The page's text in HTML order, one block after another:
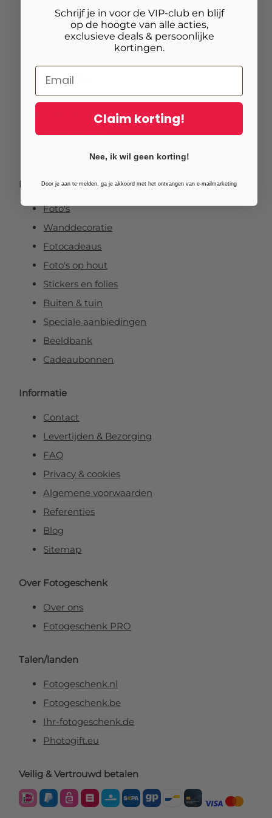
Foto op canvas
Foto op vurenhout
Fotoposter
Foto verlijmd op dibond
Foto op plexibond
Foto op forex
Populaire thema’s
Foto's
Wanddecoratie
Fotocadeaus
Foto's op hout
Stickers en folies
Buiten & tuin
Speciale aanbiedingen
Beeldbank
Cadeaubonnen
Informatie
Contact
Levertijden & Bezorging
FAQ
Privacy & cookies
Algemene voorwaarden
Referenties
Blog
Sitemap
Over Fotogeschenk
Over ons
Fotogeschenk PRO
Talen/landen
Fotogeschenk.nl
Fotogeschenk.be
Ihr-fotogeschenk.de
Photogift.eu
Veilig & Vertrouwd betalen
Schrijf je in voor de VIP-club en blijf
op de hoogte van alle acties,
exclusieve deals & persoonlijke
kortingen.
Claim korting!
Nee, ik wil geen korting!
Door je aan te melden, ga je akkoord met het ontvangen van e-mailmarketing